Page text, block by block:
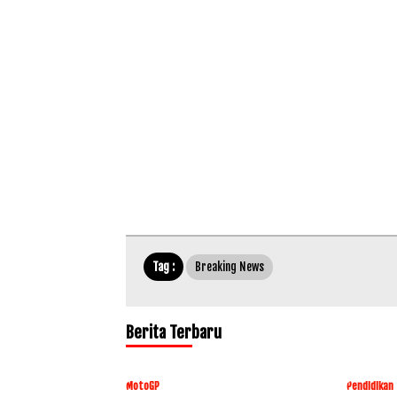
Tag : Breaking News
Berita Terbaru
MotoGP Pendidikan